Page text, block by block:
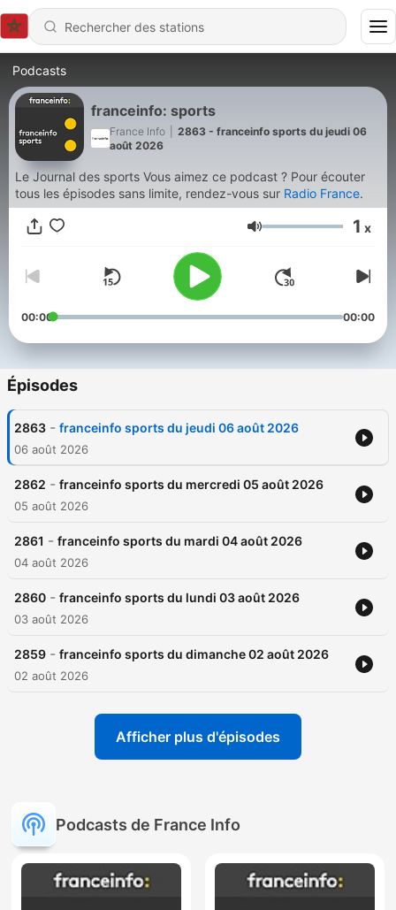
Podcasts
franceinfo: sports
France Info
2863 - franceinfo sports du jeudi 06
août 2026
Le Journal des sports Vous aimez ce podcast ? Pour écouter
tous les épisodes sans limite, rendez-vous sur Radio France.
Volume 1 x
00:00 00:00
Épisodes
2863 - franceinfo sports du jeudi 06 août 2026
06 août 2026
2862 - franceinfo sports du mercredi 05 août 2026
05 août 2026
2861 - franceinfo sports du mardi 04 août 2026
04 août 2026
2860 - franceinfo sports du lundi 03 août 2026
03 août 2026
2859 - franceinfo sports du dimanche 02 août 2026
02 août 2026
Afficher plus d'épisodes
Podcasts de France Info